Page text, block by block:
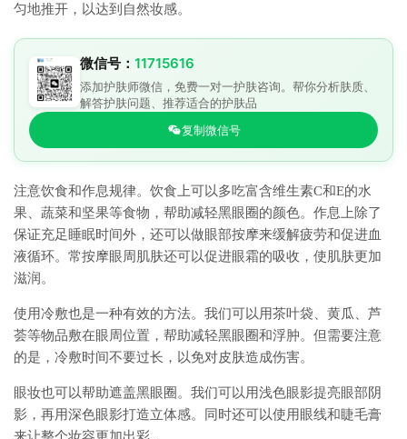
匀地推开，以达到自然妆感。
微信号： 11715616
添加护肤师微信，免费一对一护肤咨询。帮你分析肤质、
解答护肤问题、推荐适合的护肤品
复制微信号
注意饮食和作息规律。饮食上可以多吃富含维生素C和E的水
果、蔬菜和坚果等食物，帮助减轻黑眼圈的颜色。作息上除了
保证充足睡眠时间外，还可以做眼部按摩来缓解疲劳和促进血
液循环。常按摩眼周肌肤还可以促进眼霜的吸收，使肌肤更加
滋润。
使用冷敷也是一种有效的方法。我们可以用茶叶袋、黄瓜、芦
荟等物品敷在眼周位置，帮助减轻黑眼圈和浮肿。但需要注意
的是，冷敷时间不要过长，以免对皮肤造成伤害。
眼妆也可以帮助遮盖黑眼圈。我们可以用浅色眼影提亮眼部阴
影，再用深色眼影打造立体感。同时还可以使用眼线和睫毛膏
来让整个妆容更加出彩。